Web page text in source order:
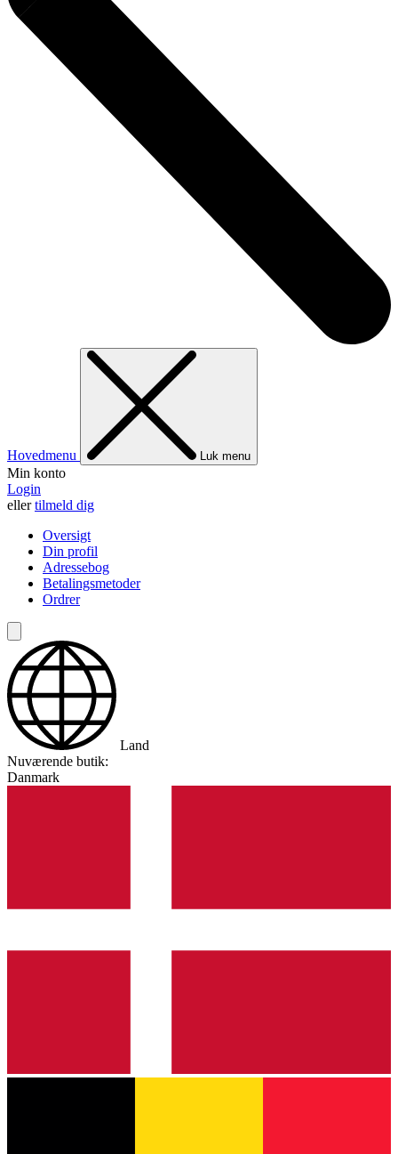
Hovedmenu Luk menu
Min konto
Login
ellertilmeld dig
Oversigt
Din profil
Adressebog
Betalingsmetoder
Ordrer
Land
Nuværende butik:
Danmark